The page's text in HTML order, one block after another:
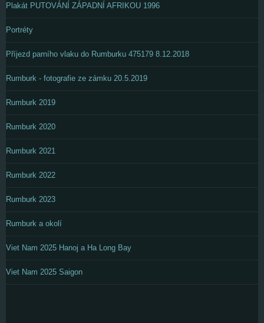
Plakát PUTOVÁNÍ ZÁPADNÍ AFRIKOU 1996
Portréty
Příjezd parního vlaku do Rumburku 475179 8.12.2018
Rumburk - fotografie ze zámku 20.5.2019
Rumburk 2019
Rumburk 2020
Rumburk 2021
Rumburk 2022
Rumburk 2023
Rumburk a okolí
Viet Nam 2025 Hanoj a Ha Long Bay
Viet Nam 2025 Saigon